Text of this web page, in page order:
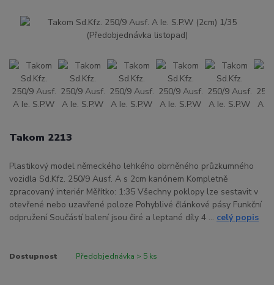
Takom 2213
Plastikový model německého lehkého obrněného průzkumného
vozidla Sd.Kfz. 250/9 Ausf. A s 2cm kanónem Kompletně
zpracovaný interiér Měřítko: 1:35 Všechny poklopy lze sestavit v
otevřené nebo uzavřené poloze Pohyblivé článkové pásy Funkční
odpružení Součástí balení jsou čiré a leptané díly 4 ... celý popis
Dostupnost Předobjednávka > 5 ks